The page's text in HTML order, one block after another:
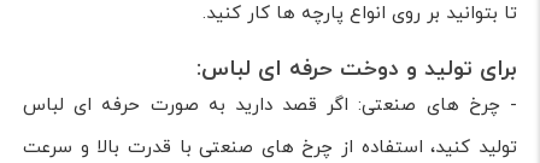
تا بتوانید بر روی انواع پارچه ها کار کنید.
برای تولید و دوخت حرفه ای لباس:
- چرخ های صنعتی: اگر قصد دارید به صورت حرفه ای لباس
تولید کنید، استفاده از چرخ های صنعتی با قدرت بالا و سرعت